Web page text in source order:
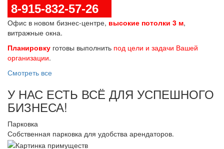
8-915-832-57-26
Офис в новом бизнес-центре, высокие потолки 3 м,
витражные окна.
Планировку готовы выполнить под цели и задачи Вашей
организации.
Смотреть все
У НАС ЕСТЬ ВСЁ ДЛЯ УСПЕШНОГО
БИЗНЕСА!
Парковка
Собственная парковка для удобства арендаторов.